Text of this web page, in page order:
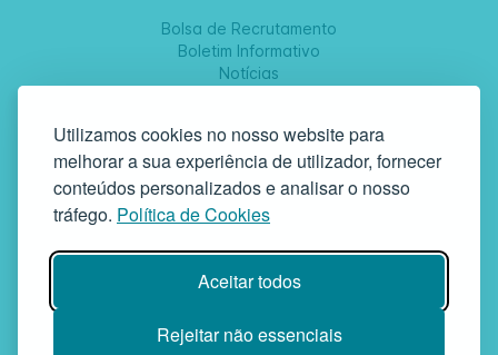
Utilizamos cookies no nosso website para
melhorar a sua experiência de utilizador, fornecer
conteúdos personalizados e analisar o nosso
tráfego. Política de Cookies
Aceitar todos
Rejeitar não essenciais
Bolsa de Recrutamento
Boletim Informativo
Notícias
SIGA-NOS
GAF | Gabinete de Atendimento à Família
Rua da Bandeira, 342 | 4900-561 Viana do Castelo | tel +351 258
Instituição Particular de Solidariedade Social | Inscrição nº 58/96
Publicada em D.R. III 14-03-1997 | N.º Contribuinte 503748935